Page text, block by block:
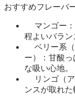
おすすめフレーバ
マンゴー：
程よいバラン
ベリー系（
ー）：甘酸
な吸い心地。
リンゴ（ア
ンスが取れた